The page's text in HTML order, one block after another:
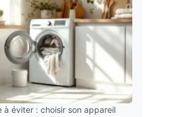
à éviter : choisir son appareil